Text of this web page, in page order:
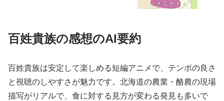
百姓貴族の感想のAI要約
百姓貴族は安定して楽しめる短編アニメで、テンポの良さ
と視聴のしやすさが魅力です。北海道の農業・酪農の現場
描写がリアルで、食に対する見方が変わる発見も多いで